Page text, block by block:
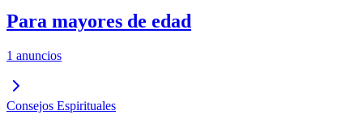
Para mayores de edad
1 anuncios
Consejos Espirituales